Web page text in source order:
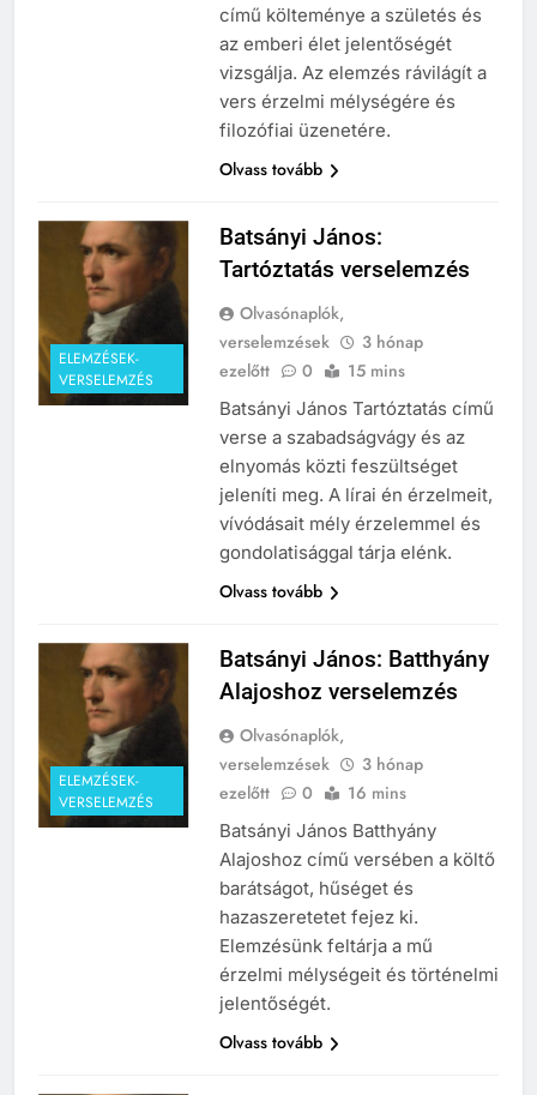
című költeménye a születés és
az emberi élet jelentőségét
vizsgálja. Az elemzés rávilágít a
vers érzelmi mélységére és
filozófiai üzenetére.
Olvass tovább
ELEMZÉSEK-
VERSELEMZÉS
Batsányi János:
Tartóztatás verselemzés
Olvasónaplók,
verselemzések
3 hónap
ezelőtt
0 15 mins
Batsányi János Tartóztatás című
verse a szabadságvágy és az
elnyomás közti feszültséget
jeleníti meg. A lírai én érzelmeit,
vívódásait mély érzelemmel és
gondolatisággal tárja elénk.
Olvass tovább
ELEMZÉSEK-
VERSELEMZÉS
Batsányi János: Batthyány
Alajoshoz verselemzés
Olvasónaplók,
verselemzések
3 hónap
ezelőtt
0 16 mins
Batsányi János Batthyány
Alajoshoz című versében a költő
barátságot, hűséget és
hazaszeretetet fejez ki.
Elemzésünk feltárja a mű
érzelmi mélységeit és történelmi
jelentőségét.
Olvass tovább